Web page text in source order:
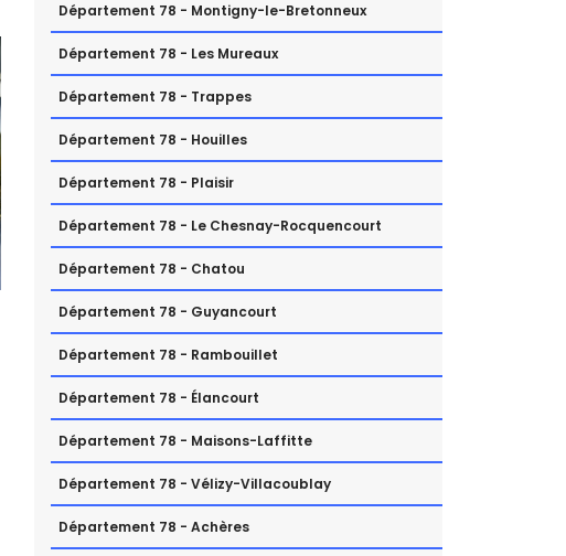
Département 78 - Montigny-le-Bretonneux
Département 78 - Les Mureaux
Département 78 - Trappes
Département 78 - Houilles
Département 78 - Plaisir
Département 78 - Le Chesnay-Rocquencourt
Département 78 - Chatou
Département 78 - Guyancourt
Département 78 - Rambouillet
Département 78 - Élancourt
Département 78 - Maisons-Laffitte
Département 78 - Vélizy-Villacoublay
Département 78 - Achères